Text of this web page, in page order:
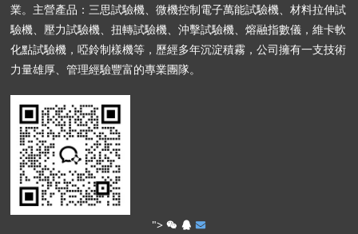
業。主營產品：三思試驗機、微機控制電子萬能試驗機、材料拉伸試
驗機、壓力試驗機、扭轉試驗機、沖擊試驗機、熔融指數儀，維卡軟
化點試驗機，啞鈴制樣機等，歷經多年沉淀積霧，公司擁有一支技術
力量雄厚、管理經驗豐富的專業團隊。
">